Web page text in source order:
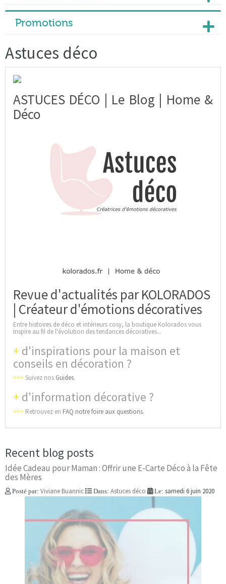
Promotions
Astuces déco
ASTUCES DÉCO | Le Blog | Home &
Déco
Revue d'actualités par KOLORADOS
| Créateur d'émotions décoratives
Entre histoires de déco et intérieurs cosy, la boutique Kolorados vous
inspire au fil de l'évolution des tendances décoratives...
+ d'inspirations pour la maison et
conseils en décoration ?
>>>Suivez nos Guides.
+ d'information décorative ?
>>> Retrouvez en FAQ notre foire aux questions.
Recent blog posts
Idée Cadeau pour Maman : Offrir une E-Carte Déco à la Fête
des Mères
Posté par: Viviane Buannic Dans: Astuces déco Le: samedi 6 juin 2020